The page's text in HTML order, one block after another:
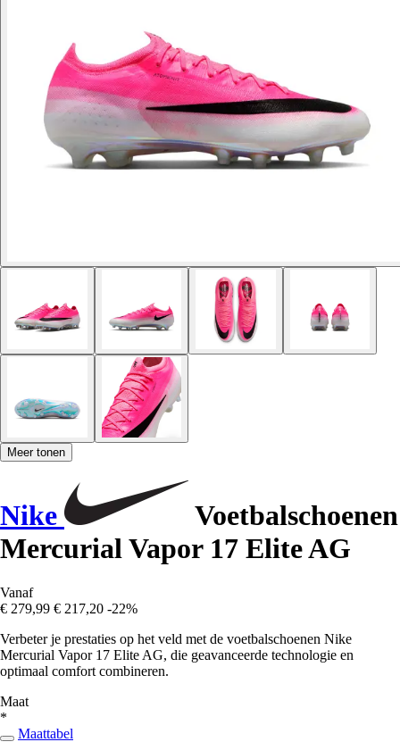
Meer tonen
Nike
Voetbalschoenen
Mercurial Vapor 17 Elite AG
Vanaf
€ 279,99 € 217,20 -22%
Verbeter je prestaties op het veld met de voetbalschoenen Nike
Mercurial Vapor 17 Elite AG, die geavanceerde technologie en
optimaal comfort combineren.
Maat
*
Maattabel